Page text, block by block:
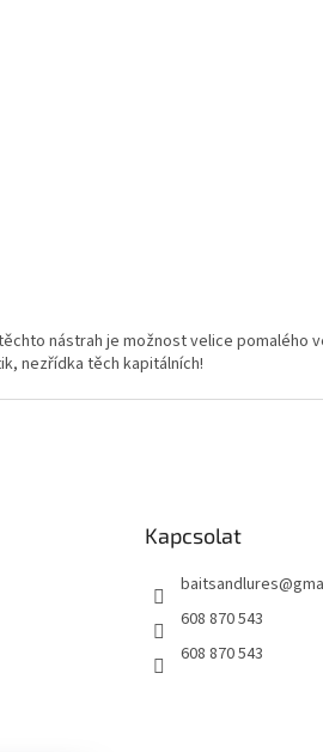
nástrah je možnost velice pomalého
nezřídka těch kapitálních!
Kapcsolat
baitsandlures@
608 870 543
608 870 543